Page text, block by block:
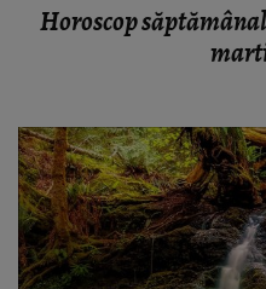
Horoscop